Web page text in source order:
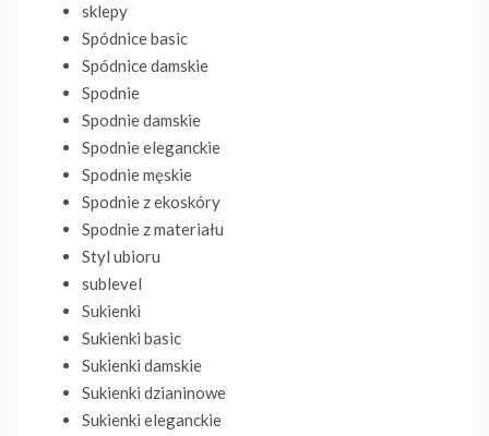
sklepy
Spódnice basic
Spódnice damskie
Spodnie
Spodnie damskie
Spodnie eleganckie
Spodnie męskie
Spodnie z ekoskóry
Spodnie z materiału
Styl ubioru
sublevel
Sukienki
Sukienki basic
Sukienki damskie
Sukienki dzianinowe
Sukienki eleganckie